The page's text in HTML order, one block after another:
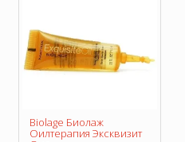
Biolage Биолаж
Оилтерапия Эксквизит